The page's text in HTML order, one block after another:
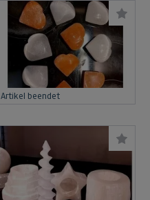
Artikel beendet